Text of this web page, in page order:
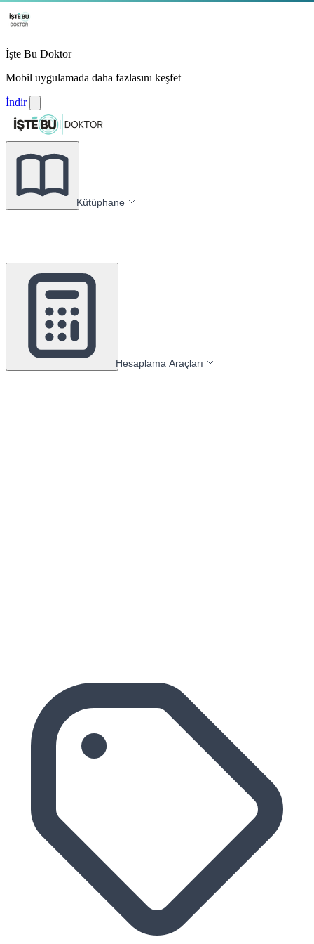
İşte Bu Doktor
Mobil uygulamada daha fazlasını keşfet
İndir
Kütüphane
Hesaplama Araçları